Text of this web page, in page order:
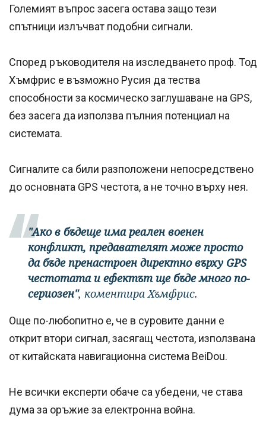
Големият въпрос засега остава защо тези
спътници излъчват подобни сигнали.
Според ръководителя на изследването проф. Тод
Хъмфрис е възможно Русия да тества
способности за космическо заглушаване на GPS,
без засега да използва пълния потенциал на
системата.
Сигналите са били разположени непосредствено
до основната GPS честота, а не точно върху нея.
"Ако в бъдеще има реален военен
конфликт, предавателят може просто
да бъде пренастроен директно върху GPS
честотата и ефектът ще бъде много по-
сериозен", коментира Хъмфрис.
Още по-любопитно е, че в суровите данни е
открит втори сигнал, засягащ честота, използвана
от китайската навигационна система BeiDou.
Не всички експерти обаче са убедени, че става
дума за оръжие за електронна война.